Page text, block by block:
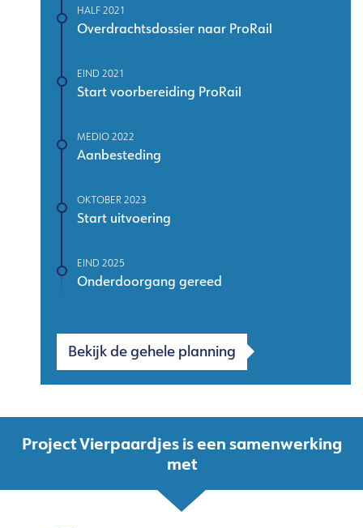
HALF 2021
Overdrachtsdossier naar ProRail
EIND 2021
Start voorbereiding ProRail
MEDIO 2022
Aanbesteding
OKTOBER 2023
Start uitvoering
EIND 2025
Onderdoorgang gereed
Bekijk de gehele planning
Project Vierpaardjes is een samenwerking
met